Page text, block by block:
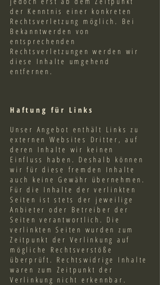
der Kenntnis einer konkreten
Rechtsverletzung möglich. Bei
Bekanntwerden von
entsprechenden
Rechtsverletzungen werden wir
diese Inhalte umgehend
entfernen.
Haftung für Links
Unser Angebot enthält Links zu
externen Websites Dritter, auf
deren Inhalte wir keinen
Einfluss haben. Deshalb können
wir für diese fremden Inhalte
auch keine Gewähr übernehmen.
Für die Inhalte der verlinkten
Seiten ist stets der jeweilige
Anbieter oder Betreiber der
Seiten verantwortlich. Die
verlinkten Seiten wurden zum
Zeitpunkt der Verlinkung auf
mögliche Rechtsverstöße
überprüft. Rechtswidrige Inhalte
waren zum Zeitpunkt der
Verlinkung nicht erkennbar.